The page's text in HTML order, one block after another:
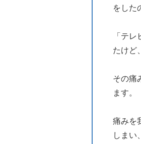
をした
「テ
たけど
その痛
ます。
痛みを
しまい